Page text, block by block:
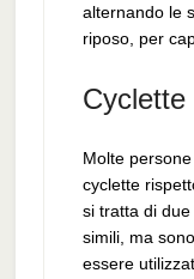
alternando le
riposo, per
Molte
cyclette
si tratta di due
simili, ma
essere